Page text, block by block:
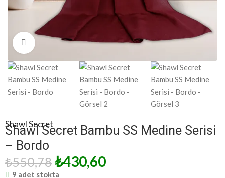
Click to enlarge
Shawl Secret
Shawl Secret Bambu SS Medine Serisi
– Bordo
₺550,78 ₺430,60
9 adet stokta